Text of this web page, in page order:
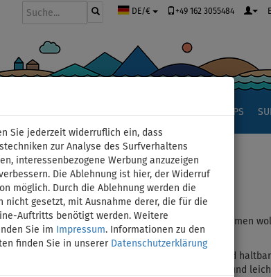
Sie jederzeit widerruflich ein, dass
zur Analyse des Surfverhaltens
interessenbezogene Werbung anzuzeigen
Die Ablehnung ist hier, der Widerruf
möglich. Durch die Ablehnung werden die
nicht gesetzt, mit Ausnahme derer, die für die
Auftritts benötigt werden. Weitere
Sie im
Impressum. Informationen zu den
finden Sie in unserer Datenschutzerklärung
DE/€ +49 162 3055484
SUP TIPPS
dennoch ab und zu eine längere Tour unternehmen
oder leicht fließendes Tiefwasser geeignet.
ein Boden – und sie werden aus robustem und
zusammengepackt nicht zu viel Platz einnehmen und